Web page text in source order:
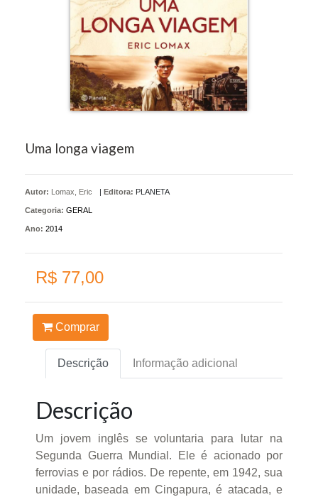
Uma longa viagem
Autor: Lomax, Eric | Editora: PLANETA
Categoria: GERAL
Ano: 2014
R$ 77,00
Comprar
Descrição Informação adicional
Descrição
Um jovem inglês se voluntaria para lutar na
Segunda Guerra Mundial. Ele é acionado por
ferrovias e por rádios. De repente, em 1942, sua
unidade, baseada em Cingapura, é atacada, e